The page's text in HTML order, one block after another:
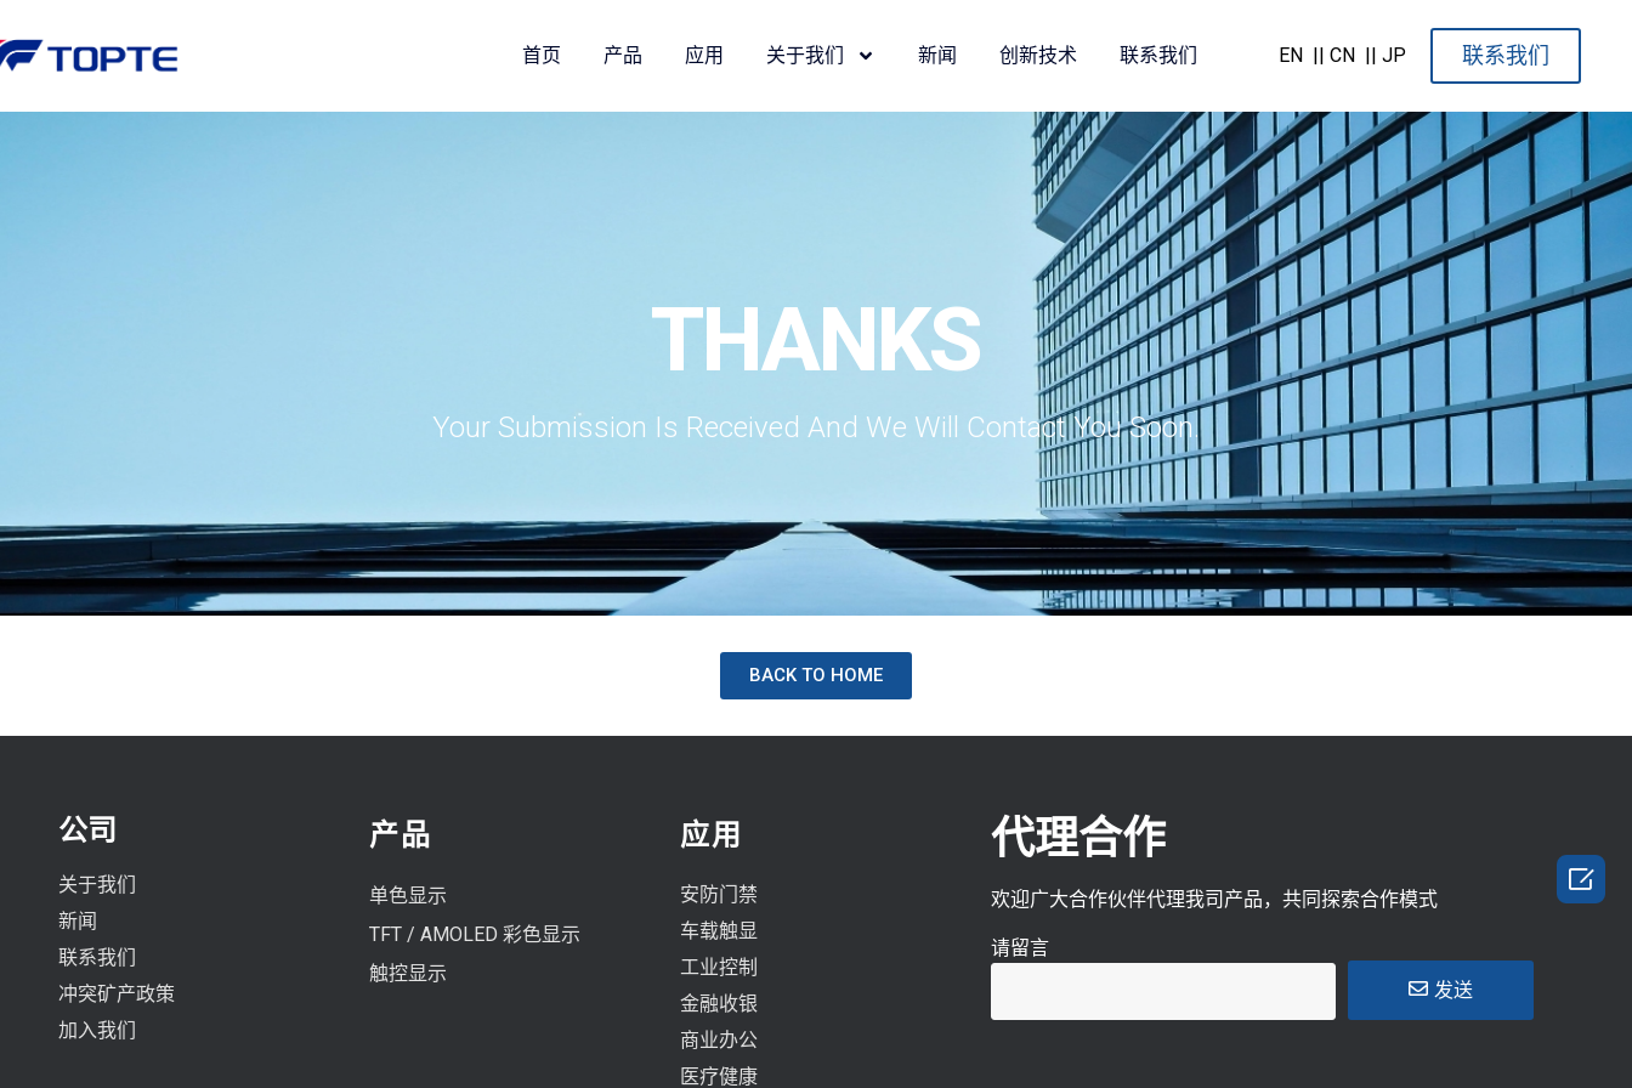
首页 产品 应用 关于我们 新闻 创新技术 联系我们 EN || CN || JP 联系我们
THANKS
Your Submission Is Received And We Will Contact You Soon.
BACK TO HOME
公司
关于我们
新闻
联系我们
冲突矿产政策
加入我们
产品
单色显示
TFT / AMOLED 彩色显示
触控显示
应用
安防门禁
车载触显
工业控制
金融收银
商业办公
医疗健康
代理合作
欢迎广大合作伙伴代理我司产品，共同探索合作模式
请留言
发送
